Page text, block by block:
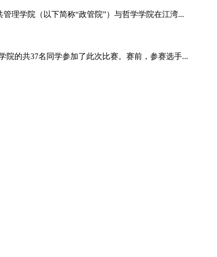
理学院（以下简称“政管院”）与哲学学院在江湾...
院的共37名同学参加了此次比赛。赛前，参赛选手...